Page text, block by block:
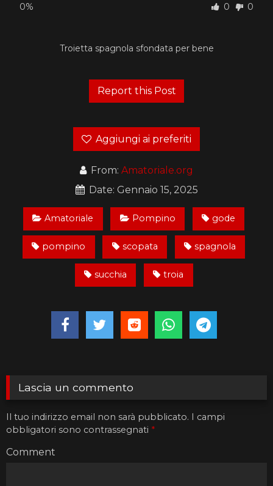
0% 0 0
Troietta spagnola sfondata per bene
Aggiungi ai preferiti
From: Amatoriale.org
Date: Gennaio 15, 2025
Amatoriale Pompino gode
pompino scopata spagnola
succhia troia
Lascia un commento
Il tuo indirizzo email non sarà pubblicato. I campi
obbligatori sono contrassegnati *
Comment